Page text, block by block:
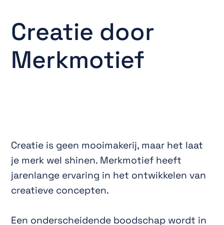
Creatie door
Merkmotief
Creatie is geen mooimakerij, maar het laat
je merk wel shinen. Merkmotief heeft
jarenlange ervaring in het ontwikkelen van
creatieve concepten.
Een onderscheidende boodschap wordt in